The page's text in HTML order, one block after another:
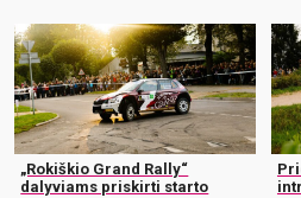
„Rokiškio Grand Rally“
dalyviams priskirti starto